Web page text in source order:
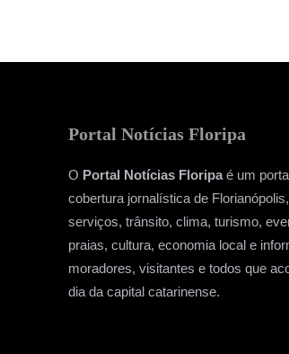
Portal Notícias Floripa
O Portal Notícias Floripaé um
cobertura jornalística de
serviços, trânsito, clima, turismo,
praias, cultura, economia local e
moradores, visitantes e todos que
dia da capital catarinense.